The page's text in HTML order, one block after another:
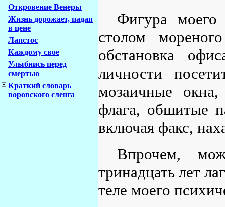
Откровение Венеры
Жизнь дорожает, падая
в цене
Лапстос
Каждому свое
Улыбнись перед
смертью
Краткий словарь
воровского сленга
Фигура моего
столом
обстановка
личности
мозаичные
флага, обшитые
включая факс,
Впрочем,
тринадцать лет
теле моего